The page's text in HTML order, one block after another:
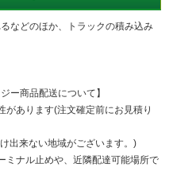
などのほか、トラックの積み込み
ー商品配送について】
あります(注文確定前にお見積り
出来ない地域がございます。)
ミナル止めや、近隣配達可能場所で